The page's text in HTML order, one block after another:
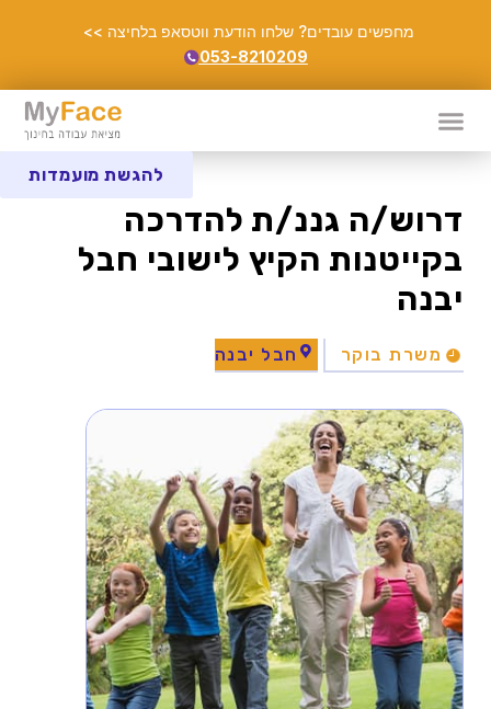
מחפשים עובדים? שלחו הודעת ווטסאפ בלחיצה >>
053-8210209
דרוש/ה גננ/ת להדרכה
בקייטנות הקיץ לישובי חבל
יבנה
משרת בוקר חבל יבנה
להגשת מועמדות